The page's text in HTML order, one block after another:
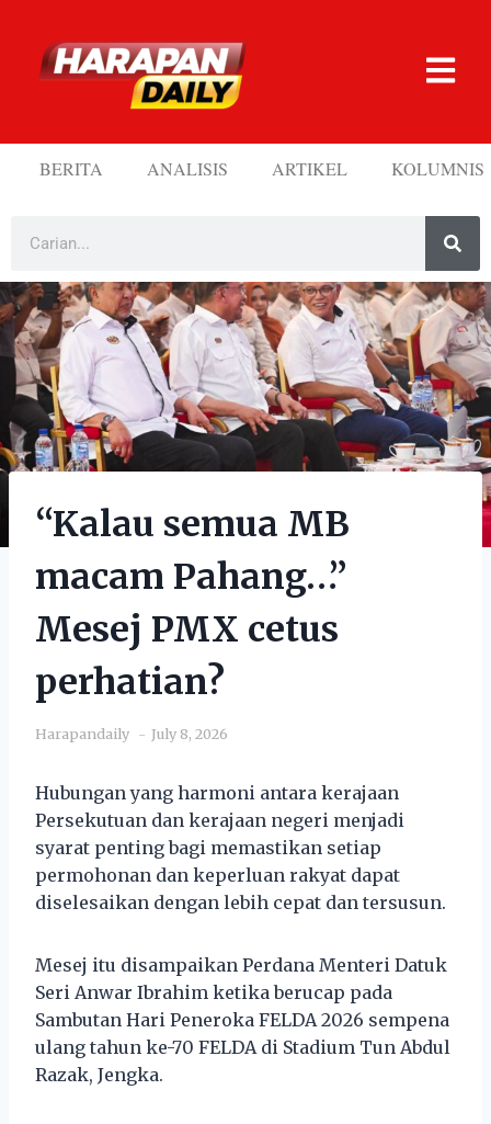
BERITA ANALISIS ARTIKEL KOLUMNIS
“Kalau semua MB
macam Pahang…”
Mesej PMX cetus
perhatian?
Harapandaily July 8, 2026
Hubungan yang harmoni antara kerajaan
Persekutuan dan kerajaan negeri menjadi
syarat penting bagi memastikan setiap
permohonan dan keperluan rakyat dapat
diselesaikan dengan lebih cepat dan tersusun.
Mesej itu disampaikan Perdana Menteri Datuk
Seri Anwar Ibrahim ketika berucap pada
Sambutan Hari Peneroka FELDA 2026 sempena
ulang tahun ke-70 FELDA di Stadium Tun Abdul
Razak, Jengka.